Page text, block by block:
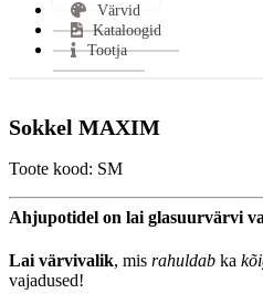
Värvid
Kataloogid
Tootja
Sokkel MAXIM
Toote kood: SM
Ahjupotidel on lai glasuurvärvi
Lai värvivalik, mis rahuldab ka
vajadused!